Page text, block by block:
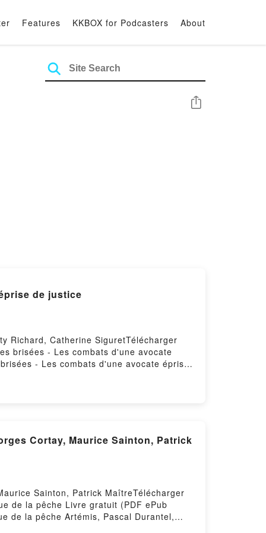
Features KKBOX for Podcasters About
Share
de justice
Richard, Catherine SiguretTélécharger
brisées - Les combats d'une avocate
- Les combats d'une avocate éprise
Siguret Lire en ligne , Crimes,
Siguret Téléchargement
Cortay, Maurice Sainton, Patrick
Sainton, Patrick MaîtreTélécharger
de la pêche Livre gratuit (PDF ePub
de la pêche Artémis, Pascal Durantel,